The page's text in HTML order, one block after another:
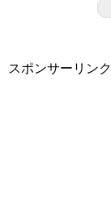
スポンサーリンク